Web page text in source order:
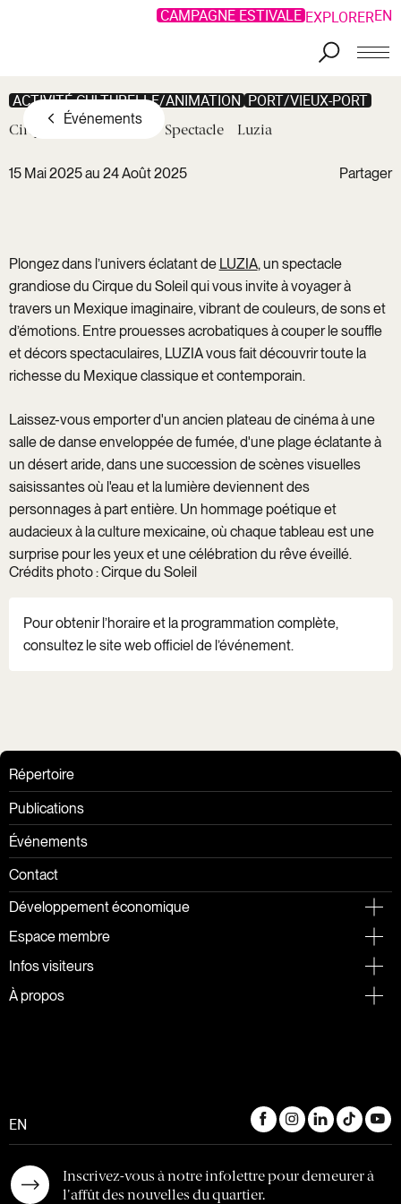
CAMPAGNE ESTIVALE EXPLOREREN
Événements
ACTIVITÉ CULTURELLE/ANIMATION PORT/VIEUX-PORT
Cirque du Soleil Spectacle Luzia
15 Mai 2025 au 24 Août 2025
Partager
LinkedIn
Twitter
Plongez dans l’univers éclatant de LUZIA, un spectacle
grandiose du Cirque du Soleil qui vous invite à voyager à
travers un Mexique imaginaire, vibrant de couleurs, de sons et
d’émotions. Entre prouesses acrobatiques à couper le souffle
et décors spectaculaires, LUZIA vous fait découvrir toute la
richesse du Mexique classique et contemporain.
Laissez-vous emporter d'un ancien plateau de cinéma à une
salle de danse enveloppée de fumée, d'une plage éclatante à
un désert aride, dans une succession de scènes visuelles
saisissantes où l'eau et la lumière deviennent des
personnages à part entière. Un hommage poétique et
audacieux à la culture mexicaine, où chaque tableau est une
surprise pour les yeux et une célébration du rêve éveillé.
Crédits photo : Cirque du Soleil
Pour obtenir l’horaire et la programmation complète,
consultez le site web officiel de l’événement.
Répertoire
Publications
Événements
Contact
Développement économique
Espace membre
Infos visiteurs
À propos
Inscrivez-vous à notre infolettre pour demeurer à
l'affût des nouvelles du quartier.
EN